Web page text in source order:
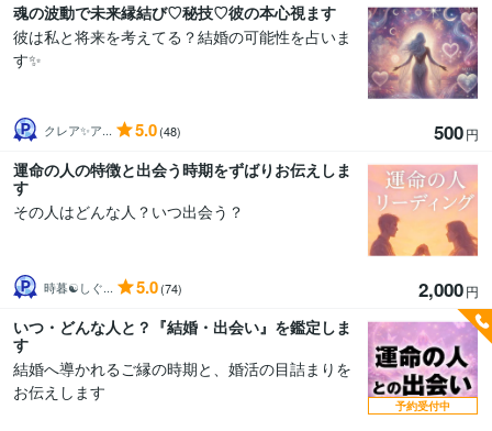
魂の波動で未来縁結び♡秘技♡彼の本心視ます
彼は私と将来を考えてる？結婚の可能性を占いま
す✨
クレア✨ア... 5.0(48) 500円
運命の人の特徴と出会う時期をずばりお伝えしま
す
その人はどんな人？いつ出会う？
時暮☯しぐ... 5.0(74) 2,000円
いつ・どんな人と？『結婚・出会い』を鑑定しま
す
結婚へ導かれるご縁の時期と、婚活の目詰まりを
お伝えします
予約受付中